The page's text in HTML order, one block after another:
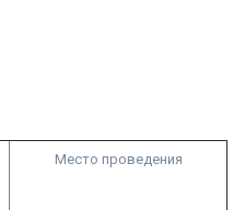
Место проведения